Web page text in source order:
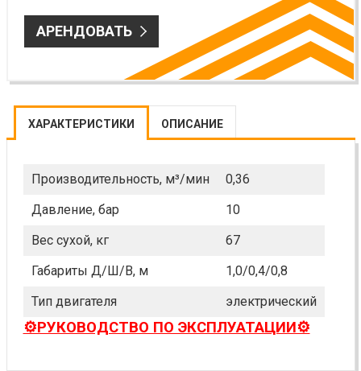
АРЕНДОВАТЬ
ХАРАКТЕРИСТИКИ ОПИСАНИЕ
Производительность, м³/мин
0,36
Давление, бар
10
Вес сухой, кг
67
Габариты Д/Ш/В, м
1,0/0,4/0,8
Тип двигателя
электрический
⚙️РУКОВОДСТВО ПО ЭКСПЛУАТАЦИИ⚙️